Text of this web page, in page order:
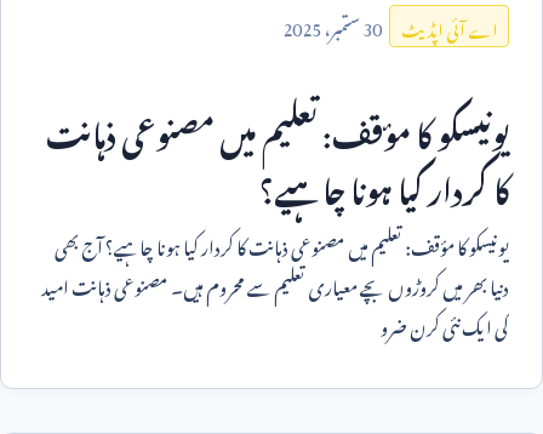
اے آئی اپڈیٹ 30ستمبر،2025
یونیسکو کا مؤقف: تعلیم میں مصنوعی ذہانت
کا کردار کیا ہونا چاہیے؟
یونیسکو کا مؤقف: تعلیم میں مصنوعی ذہانت کا کردار کیا ہونا چاہیے؟ آج بھی
دنیا بھر میں کروڑوں بچے معیاری تعلیم سے محروم ہیں۔ مصنوعی ذہانت امید
کی ایک نئی کرن ضرو